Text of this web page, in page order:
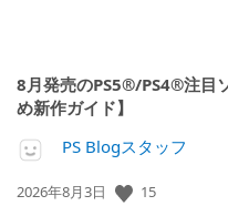
8月発売のPS5®/PS4®注目
め新作ガイド】
PS Blogスタッフ
公
2026年8月3日 15